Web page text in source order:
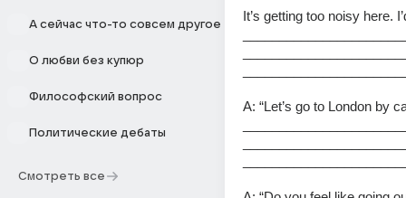
А сейчас что-то совсем другое
О любви без купюр
Философский вопрос
Политические дебаты
Смотреть все
It’s getting too noisy here.
A: “Let’s go to London by